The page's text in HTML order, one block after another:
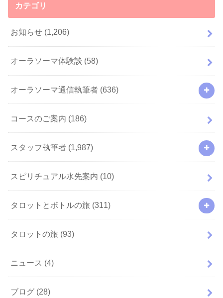
カテゴリ
お知らせ (1,206)
オーラソーマ体験談 (58)
オーラソーマ通信執筆者 (636)
コースのご案内 (186)
スタッフ執筆者 (1,987)
スピリチュアル水先案内 (10)
タロットとボトルの旅 (311)
タロットの旅 (93)
ニュース (4)
ブログ (28)